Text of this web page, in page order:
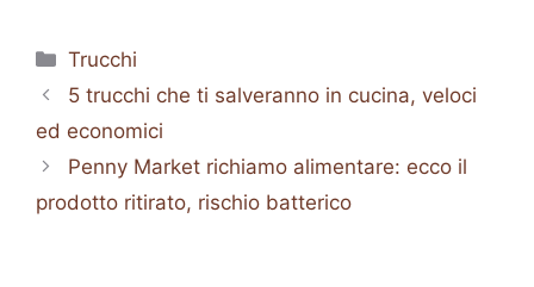
Categorie
Trucchi
5 trucchi che ti salveranno in cucina, veloci
ed economici
Penny Market richiamo alimentare: ecco il
prodotto ritirato, rischio batterico